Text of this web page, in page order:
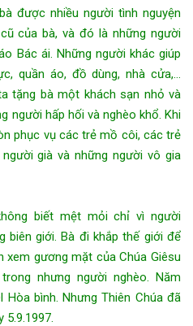
được nhiều người tình nguyện
của bà, và đó là những người
Bác ái. Những người khác giúp
quần áo, đồ dùng, nhà cửa,…
tặng bà một khách sạn nhỏ và
người hấp hối và nghèo khổ. Khi
phục vụ các trẻ mồ côi, các trẻ
già và những người vô gia
biết mệt mỏi chỉ vì người
biên giới. Bà đi khắp thế giới để
gương mặt của Chúa Giêsu
nhưng người nghèo. Năm
bình. Nhưng Thiên Chúa đã
5.9.1997.